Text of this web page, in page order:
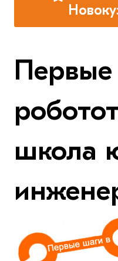
школа